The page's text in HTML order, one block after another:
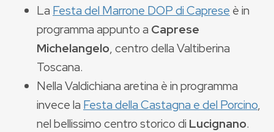
La Festa del Marrone DOP di Caprese è in
programma appunto a Caprese
Michelangelo, centro della Valtiberina
Toscana.
Nella Valdichiana aretina è in programma
invece la Festa della Castagna e del Porcino,
nel bellissimo centro storico di Lucignano.